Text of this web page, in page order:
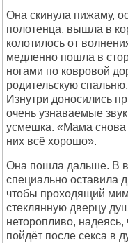
Она скинула пижаму,
полотенца, вышла в
колотилось от
медленно пошла в
ногами по ковровой
родительскую
Изнутри доносились
очень узнаваемые
усмешка. «Мама снова
них всё хорошо».
Она пошла дальше. В
специально оставила
чтобы проходящий
стеклянную дверцу
неторопливо, надеясь,
пойдёт после секса в